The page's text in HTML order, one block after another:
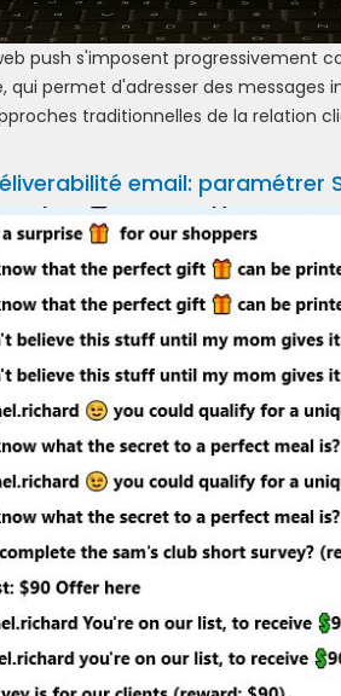
push s'imposent progressivement
qui permet d'adresser des messages
traditionnelles de la relation
email: paramétrer